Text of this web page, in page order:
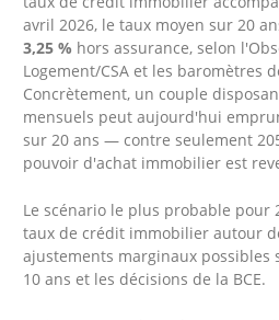
avril 2026, le taux moyen sur 20
3,25 % hors assurance, selon
Logement/CSA et les baromètres
Concrètement, un couple
mensuels peut aujourd'hui
sur 20 ans — contre seulement
pouvoir d'achat immobilier est
Le scénario le plus probable pour
taux de crédit immobilier autour
ajustements marginaux possibles
10 ans et les décisions de la BCE.